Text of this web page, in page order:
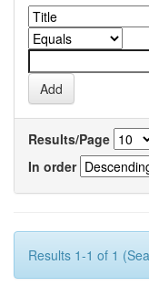
Results/Page
In order
Results 1-1 of 1